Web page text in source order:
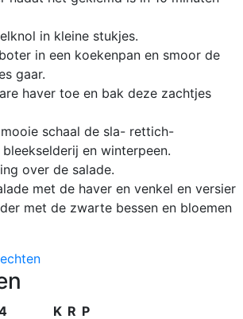
in kleine stukjes.
in een koekenpan en smoor de
gaar.
haver toe en bak deze zachtjes
schaal de sla- rettich-
en winterpeen.
over de salade.
met de haver en venkel en versier
met de zwarte bessen en bloemen
K R P